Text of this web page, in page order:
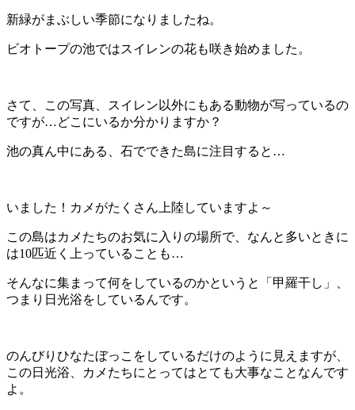
新緑がまぶしい季節になりましたね。
ビオトープの池ではスイレンの花も咲き始めました。
さて、この写真、スイレン以外にもある動物が写っているの
ですが…どこにいるか分かりますか？
池の真ん中にある、石でできた島に注目すると…
いました！カメがたくさん上陸していますよ～
この島はカメたちのお気に入りの場所で、なんと多いときに
は10匹近く上っていることも…
そんなに集まって何をしているのかというと「甲羅干し」、
つまり日光浴をしているんです。
のんびりひなたぼっこをしているだけのように見えますが、
この日光浴、カメたちにとってはとても大事なことなんです
よ。